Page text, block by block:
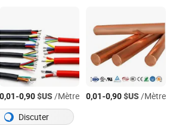
0,01-0,90$US/Mètre 0,01-0,90$US/Mètre
Discuter